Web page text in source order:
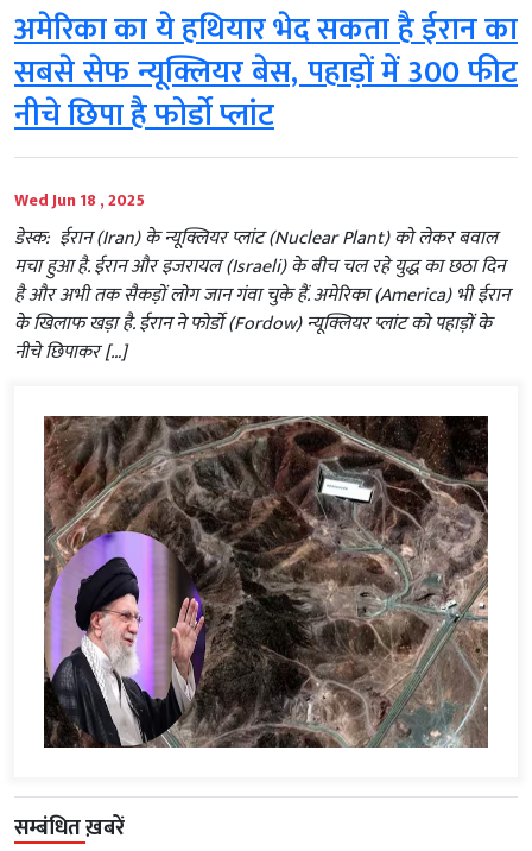
अमेरिका का ये हथियार भेद सकता है ईरान का
सबसे सेफ न्यूक्लियर बेस, पहाड़ों में 300 फीट
नीचे छिपा है फोर्डो प्लांट
Wed Jun 18 , 2025
डेस्क: ईरान (Iran) के न्यूक्लियर प्लांट (Nuclear Plant) को लेकर बवाल
मचा हुआ है. ईरान और इजरायल (Israeli) के बीच चल रहे युद्ध का छठा दिन
है और अभी तक सैकड़ों लोग जान गंवा चुके हैं. अमेरिका (America) भी ईरान
के खिलाफ खड़ा है. ईरान ने फोर्डो (Fordow) न्यूक्लियर प्लांट को पहाड़ों के
नीचे छिपाकर […]
सम्बंधित ख़बरें